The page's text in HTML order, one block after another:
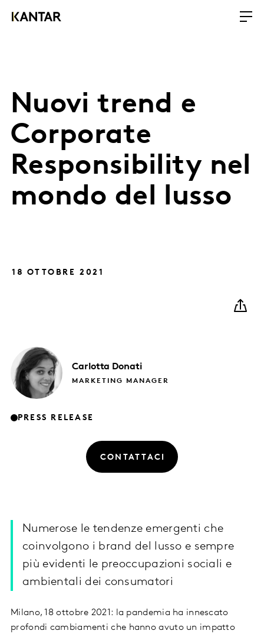
Nuovi trend e
Corporate
Responsibility nel
mondo del lusso
18 OTTOBRE 2021
Carlotta Donati
MARKETING MANAGER
PRESS RELEASE
CONTATTACI
Numerose le tendenze emergenti che
coinvolgono i brand del lusso e sempre
più evidenti le preoccupazioni sociali e
ambientali dei consumatori
Milano, 18 ottobre 2021: la pandemia ha innescato
profondi cambiamenti che hanno avuto un impatto